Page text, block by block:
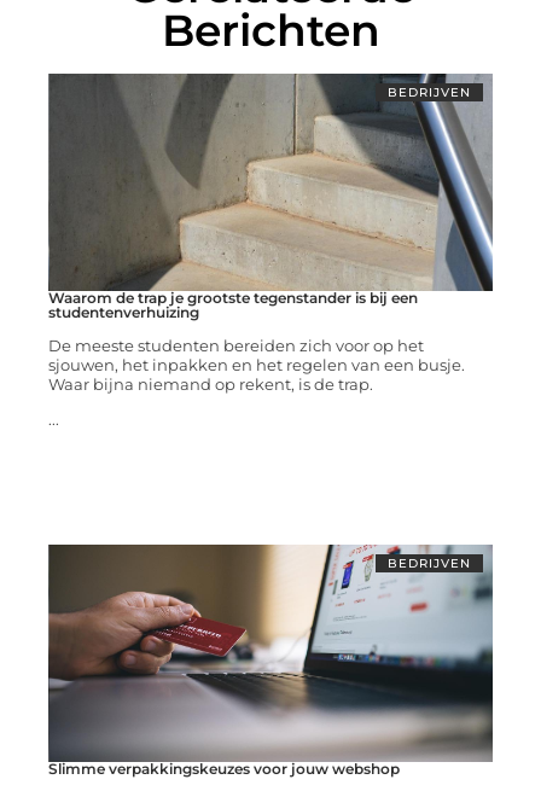
Berichten
BEDRIJVEN
Waarom de trap je grootste tegenstander is bij een
studentenverhuizing
De meeste studenten bereiden zich voor op het
sjouwen, het inpakken en het regelen van een busje.
Waar bijna niemand op rekent, is de trap.
...
BEDRIJVEN
Slimme verpakkingskeuzes voor jouw webshop